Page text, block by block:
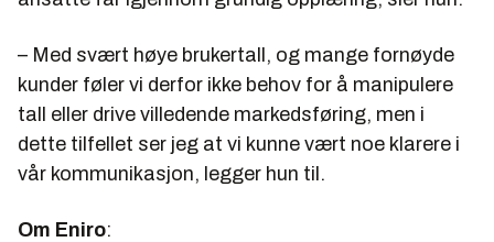
– Med svært høye brukertall, og mange fornøyde
kunder føler vi derfor ikke behov for å manipulere
tall eller drive villedende markedsføring, men i
dette tilfellet ser jeg at vi kunne vært noe klarere i
vår kommunikasjon, legger hun til.
Om Eniro: